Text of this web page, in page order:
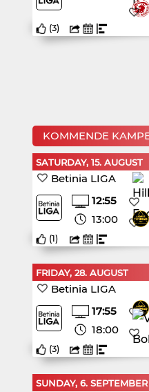
(3)
KOMMENDE
SATURDAY, 15. AUGUST
Betinia LIGA
12:55
13:00
(1)
FRIDAY, 28. AUGUST
Betinia LIGA
17:55
18:00
(3)
SUNDAY, 6. SEPTEMBER